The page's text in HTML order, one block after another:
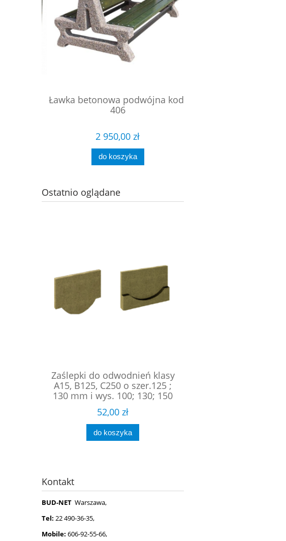
Ławka betonowa podwójna kod:
406
2 950,00 zł
do koszyka
Ostatnio oglądane
Zaślepki do odwodnień klasy
A15, B125, C250 o szer.125 ;
130 mm i wys. 100; 130; 150
mm / cena za komplet L+P /
52,00 zł
do koszyka
Kontakt
BUD-NET Warszawa,
Tel: 22 490-36-35,
Mobile: 606-92-55-66,